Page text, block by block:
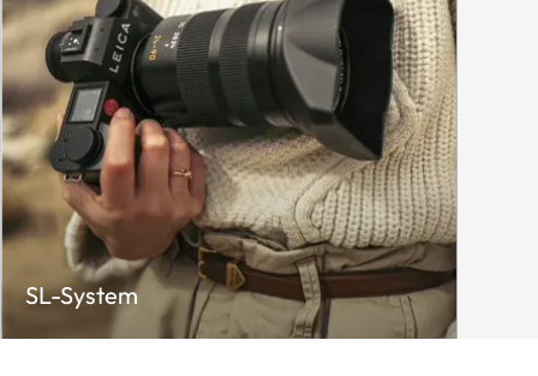
SL-System